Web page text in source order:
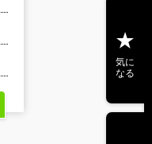
気に
なる